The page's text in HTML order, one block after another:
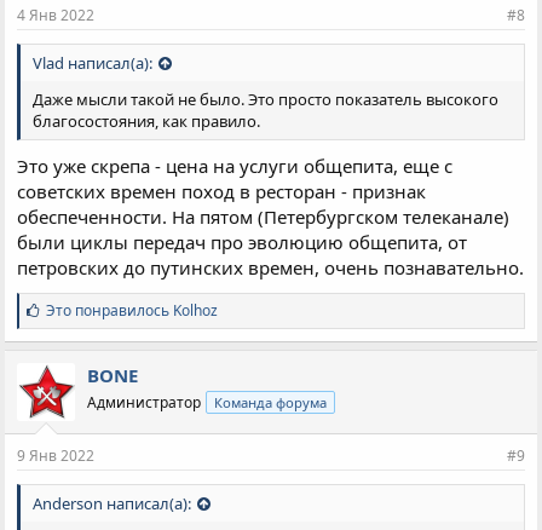
4 Янв 2022 #8
Vlad написал(а):
Даже мысли такой не было. Это просто показатель высокого
благосостояния, как правило.
Это уже скрепа - цена на услуги общепита, еще с
советских времен поход в ресторан - признак
обеспеченности. На пятом (Петербургском телеканале)
были циклы передач про эволюцию общепита, от
петровских до путинских времен, очень познавательно.
С
и
м
п
а
т
и
:
Это понравилось Kolhoz
BONE
Администратор Команда форума
9 Янв 2022 #9
Anderson написал(а):